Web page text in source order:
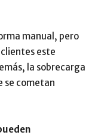
manual, pero
este
la sobrecarga
se cometan